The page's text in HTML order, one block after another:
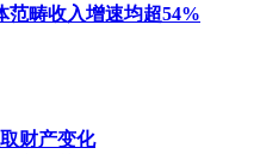
范畴收入增速均超54%
财产变化